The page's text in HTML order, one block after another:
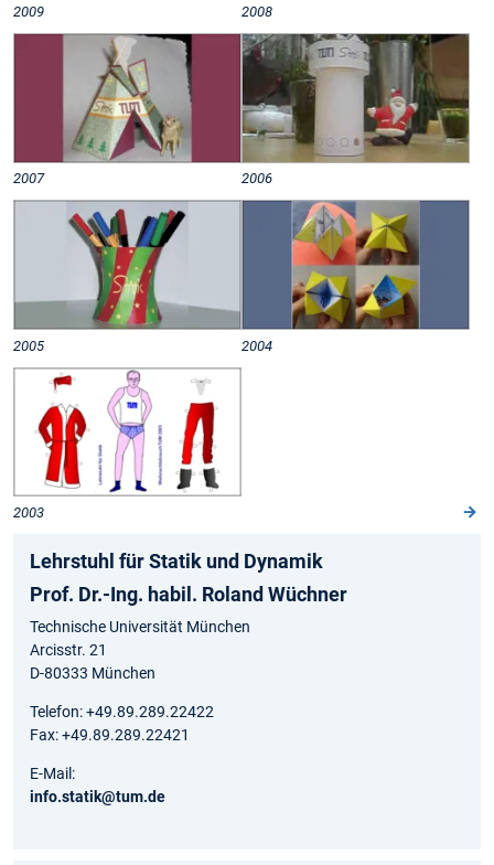
2009 2008
2007 2006
2005 2004
2003
Lehrstuhl für Statik und Dynamik
Prof. Dr.-Ing. habil. Roland Wüchner
Technische Universität München
Arcisstr. 21
D-80333 München
Telefon: +49.89.289.22422
Fax: +49.89.289.22421
E-Mail:
info.statik@tum.de